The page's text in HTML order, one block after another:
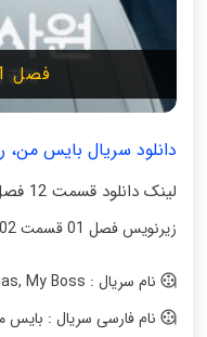
فصل 01 (قسمت 12 )
دانلود سریال بایس
لینک دانلود قسمت 12 فصل 01 اضافه شد
زیرنویس فصل 01 قسمت 02 اضافه شد
نام سریال : My Bias, My Boss
نام فارسی سریال :